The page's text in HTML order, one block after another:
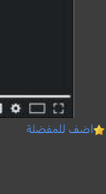
اضف للمفضلة